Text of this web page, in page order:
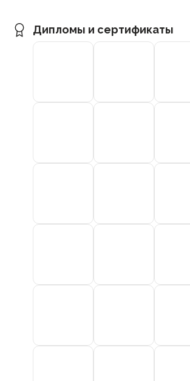
Дипломы и сертификаты